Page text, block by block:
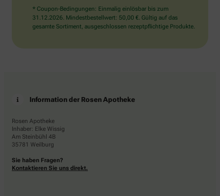
* Coupon-Bedingungen: Einmalig einlösbar bis zum
31.12.2026. Mindestbestellwert: 50,00 €. Gültig auf das
gesamte Sortiment, ausgeschlossen rezeptpflichtige Produkte.
Information der Rosen Apotheke
Rosen Apotheke
Inhaber: Elke Wissig
Am Steinbühl 4B
35781 Weilburg
Sie haben Fragen?
Kontaktieren Sie uns direkt.